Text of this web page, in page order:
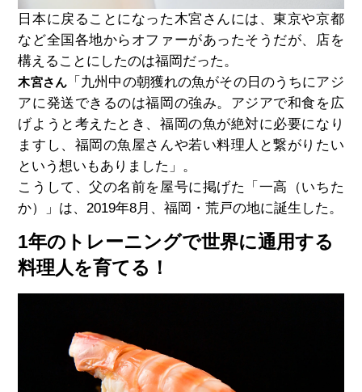
日本に戻ることになった木宮さんには、東京や京都
など全国各地からオファーがあったそうだが、店を
構えることにしたのは福岡だった。
木宮さん「九州中の朝獲れの魚がその日のうちにアジ
アに発送できるのは福岡の強み。アジアで和食を広
げようと考えたとき、福岡の魚が絶対に必要になり
ますし、福岡の魚屋さんや若い料理人と繋がりたい
という想いもありました」。
こうして、父の名前を屋号に掲げた「一高（いちた
か）」は、2019年8月、福岡・荒戸の地に誕生した。
1年のトレーニングで世界に通用する
料理人を育てる！